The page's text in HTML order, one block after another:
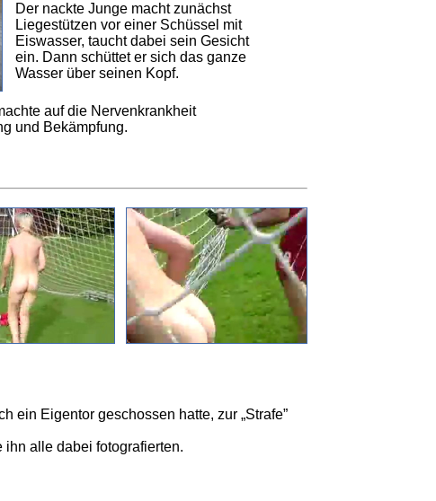
Der nackte Junge macht zunächst
Liegestützen vor einer Schüssel mit
Eiswasser, taucht dabei sein Gesicht
ein. Dann schüttet er sich das ganze
Wasser über seinen Kopf.
auf die Nervenkrankheit
und Bekämpfung.
ein Eigentor geschossen hatte, zur „Strafe”
alle dabei fotografierten.